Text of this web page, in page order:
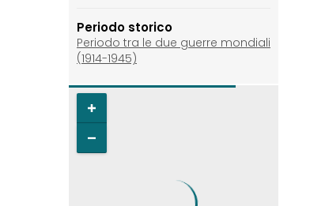
Periodo storico
Periodo tra le due guerre mondiali
(1914-1945)